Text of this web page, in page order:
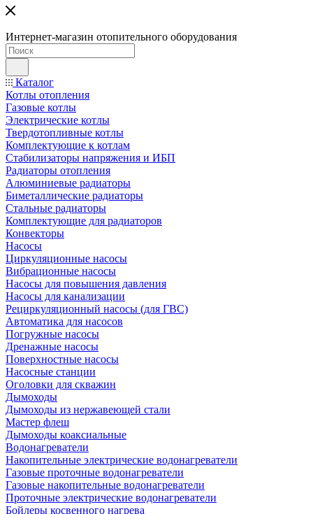
Интернет-магазин отопительного оборудования
Каталог
Котлы отопления
Газовые котлы
Электрические котлы
Твердотопливные котлы
Комплектующие к котлам
Стабилизаторы напряжения и ИБП
Радиаторы отопления
Алюминиевые радиаторы
Биметаллические радиаторы
Стальные радиаторы
Комплектующие для радиаторов
Конвекторы
Насосы
Циркуляционные насосы
Вибрационные насосы
Насосы для повышения давления
Насосы для канализации
Рециркуляционный насосы (для ГВС)
Автоматика для насосов
Погружные насосы
Дренажные насосы
Поверхностные насосы
Насосные станции
Оголовки для скважин
Дымоходы
Дымоходы из нержавеющей стали
Мастер флеш
Дымоходы коаксиальные
Водонагреватели
Накопительные электрические водонагреватели
Газовые проточные водонагреватели
Газовые накопительные водонагреватели
Проточные электрические водонагреватели
Бойлеры косвенного нагрева